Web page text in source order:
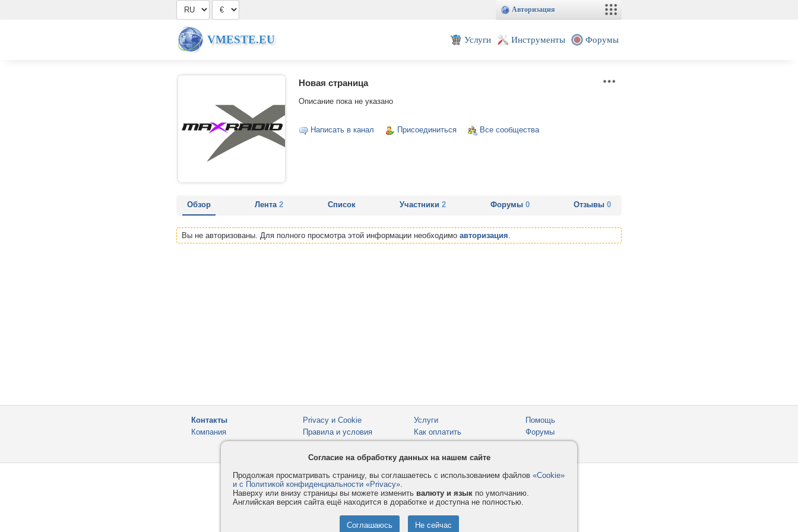
Авторизация
VMESTE.EU Услуги Инструменты Форумы
Новая страница
Описание пока не указано
Написать в канал Присоединиться Все сообщества
Обзор Лента2 Список Участники2 Форумы 0 Отзывы 0
Вы не авторизованы. Для полного просмотра этой информации необходимо авторизация.
Контакты
Компания
Privacy и Cookie
Правила и условия
Услуги
Как оплатить
Помощь
Форумы
Согласие на обработку данных на нашем сайте
Продолжая просматривать страницу, вы соглашаетесь с использованием файлов «Cookie»
и с Политикой конфиденциальности «Privacy».
Наверху или внизу страницы вы можете изменить валюту и язык по умолчанию.
Английская версия сайта ещё находится в доработке и доступна не полностью.